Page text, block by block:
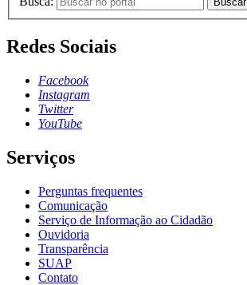
Redes Sociais
Facebook
Instagram
Twitter
YouTube
Serviços
Perguntas frequentes
Comunicação
Serviço de Informação ao Cidadão
Ouvidoria
Transparência
SUAP
Contato